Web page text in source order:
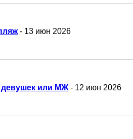
- 13 июн 2026
девушек или МЖ - 12 июн 2026